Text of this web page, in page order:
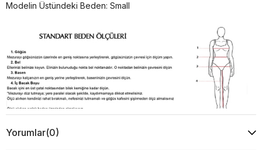
Modelin Üstündeki Beden: Small
Yorumlar(0)